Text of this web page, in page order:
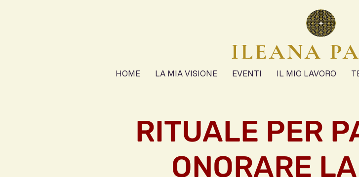
ILEANA
HOME LA MIA VISIONE EVENTI IL MIO LAVORO
RITUALE PER
ONORARE